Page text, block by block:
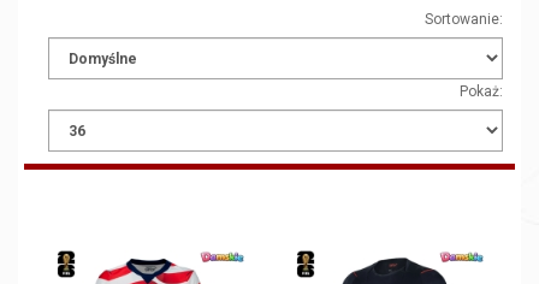
Sortowanie:
Pokaż: